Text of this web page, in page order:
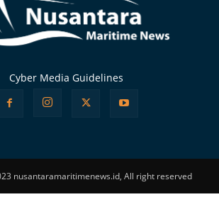
Cyber Media Guidelines
nusantaramaritimenews.id, All right reserved